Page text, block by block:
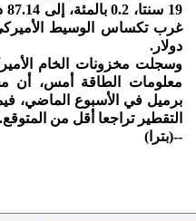
دولار.
وسجلت مخزونات الخام
برميل في الأسبوع الماضي،
التقطير تراجعا أقل من المتوقع.
--(بترا)